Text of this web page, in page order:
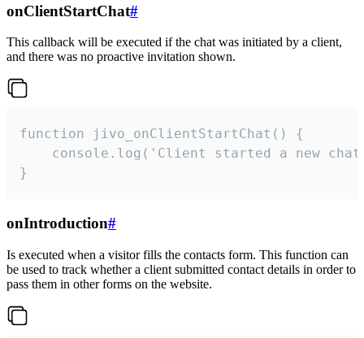
onClientStartChat#
This callback will be executed if the chat was initiated by a client,
and there was no proactive invitation shown.
function jivo_onClientStartChat() {
console.log('Client started a new
}
onIntroduction#
Is executed when a visitor fills the contacts form. This function can
be used to track whether a client submitted contact details in order to
pass them in other forms on the website.